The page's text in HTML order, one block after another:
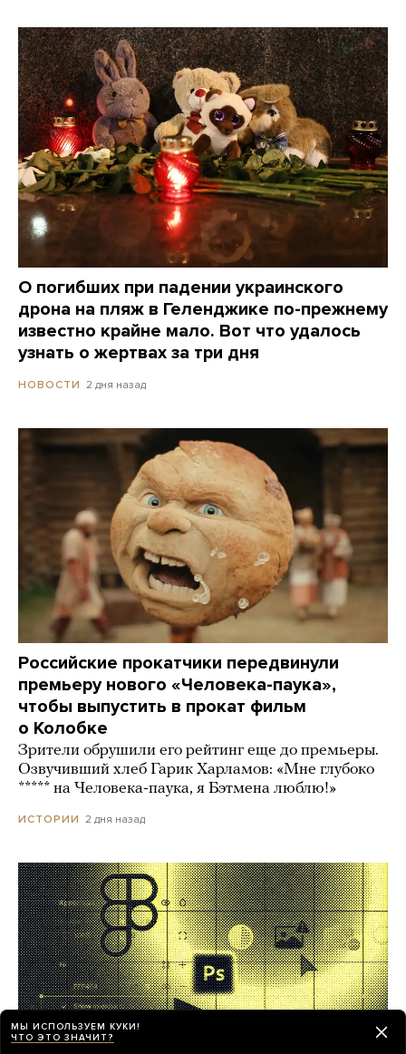
О погибших при падении украинского
дрона на пляж в Геленджике по-прежнему
известно крайне мало. Вот что удалось
узнать о жертвах за три дня
НОВОСТИ 2 дня назад
Российские прокатчики передвинули
премьеру нового «Человека-паука»,
чтобы выпустить в прокат фильм
о Колобке
Зрители обрушили его рейтинг еще до премьеры.
Озвучивший хлеб Гарик Харламов: «Мне глубоко
***** на Человека-паука, я Бэтмена люблю!»
ИСТОРИИ 2 дня назад
МЫ ИСПОЛЬЗУЕМ КУКИ!
ЧТО ЭТО ЗНАЧИТ?